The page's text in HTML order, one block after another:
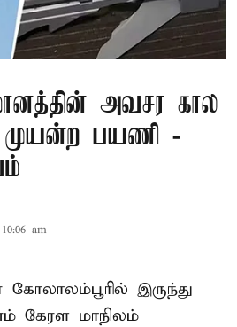
அவசர கால
முயன்ற பயணி -
am
இருந்து
கேரள மாநிலம்